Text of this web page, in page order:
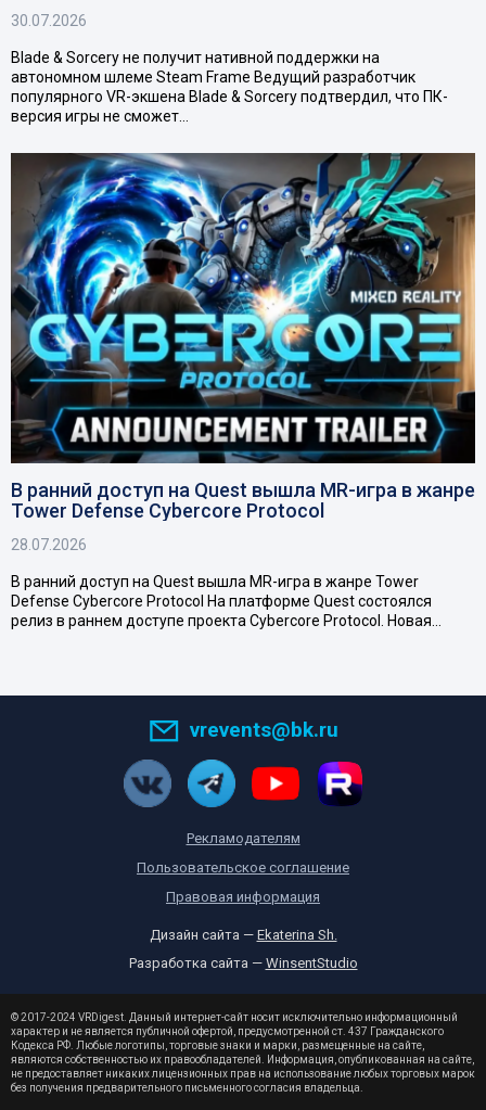
30.07.2026
Blade & Sorcery не получит нативной поддержки на
автономном шлеме Steam Frame Ведущий разработчик
популярного VR-экшена Blade & Sorcery подтвердил, что ПК-
версия игры не сможет…
В ранний доступ на Quest вышла MR-игра в жанре
Tower Defense Cybercore Protocol
28.07.2026
В ранний доступ на Quest вышла MR-игра в жанре Tower
Defense Cybercore Protocol На платформе Quest состоялся
релиз в раннем доступе проекта Cybercore Protocol. Новая…
vrevents@bk.ru
Рекламодателям
Пользовательское соглашение
Правовая информация
Дизайн сайта — Ekaterina Sh.
Разработка сайта — WinsentStudio
© 2017-2024 VRDigest. Данный интернет-сайт носит исключительно информационный
характер и не является публичной офертой, предусмотренной ст. 437 Гражданского
Кодекса РФ. Любые логотипы, торговые знаки и марки, размещенные на сайте,
являются собственностью их правообладателей. Информация, опубликованная на сайте,
не предоставляет никаких лицензионных прав на использование любых торговых марок
без получения предварительного письменного согласия владельца.